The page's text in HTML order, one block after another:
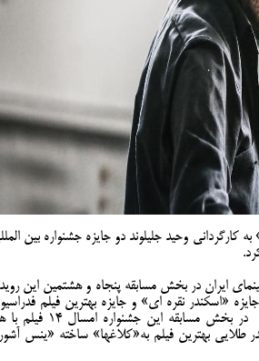
کارگردانی وحید جلیلوند دو جایزه جشنواره بین
ایران در بخش مسابقه پنجاه و هشتمین این
«اسکندر نقره ای» و جایزه بهترین فیلم
در بخش مسابقه این جشنواره امسال ۱۴
طلایی بهترین فیلم به«کلاغها» ساخته «ینس